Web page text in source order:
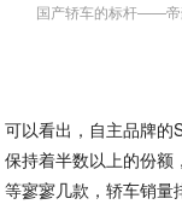
国产轿车的标杆——
可以看出，自主品牌的
保持着半数以上的份额
等寥寥几款，轿车销量